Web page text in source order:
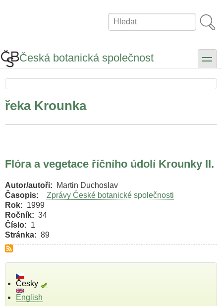
Hledat
Česká botanická společnost toggle
řeka Krounka
Flóra a vegetace říčního údolí Krounky II.
Autor/autoři
Martin Duchoslav
Časopis
Zprávy České botanické společnosti
Rok
1999
Ročník
34
Číslo
1
Stránka
89
Česky
English